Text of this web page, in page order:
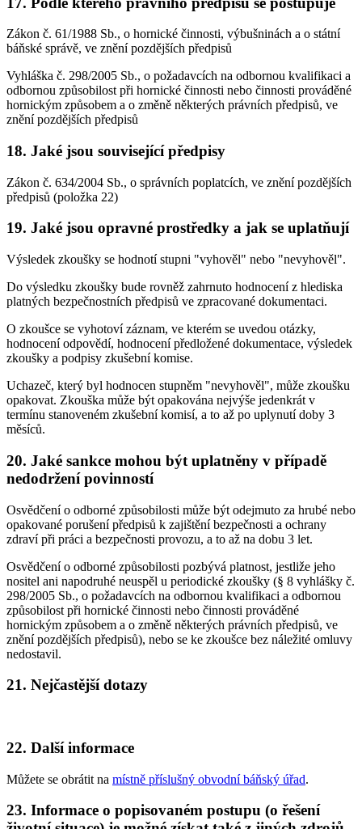
Zákon č. 61/1988 Sb., o hornické činnosti, výbušninách a o státní
báňské správě, ve znění pozdějších předpisů
Vyhláška č. 298/2005 Sb., o požadavcích na odbornou kvalifikaci a
odbornou způsobilost při hornické činnosti nebo činnosti prováděné
hornickým způsobem a o změně některých právních předpisů, ve
znění pozdějších předpisů
18. Jaké jsou související předpisy
Zákon č. 634/2004 Sb., o správních poplatcích, ve znění pozdějších
předpisů (položka 22)
19. Jaké jsou opravné prostředky a jak se uplatňují
Výsledek zkoušky se hodnotí stupni "vyhověl" nebo "nevyhověl".
Do výsledku zkoušky bude rovněž zahrnuto hodnocení z hlediska
platných bezpečnostních předpisů ve zpracované dokumentaci.
O zkoušce se vyhotoví záznam, ve kterém se uvedou otázky,
hodnocení odpovědí, hodnocení předložené dokumentace, výsledek
zkoušky a podpisy zkušební komise.
Uchazeč, který byl hodnocen stupněm "nevyhověl", může zkoušku
opakovat. Zkouška může být opakována nejvýše jedenkrát v
termínu stanoveném zkušební komisí, a to až po uplynutí doby 3
měsíců.
20. Jaké sankce mohou být uplatněny v případě
nedodržení povinností
Osvědčení o odborné způsobilosti může být odejmuto za hrubé nebo
opakované porušení předpisů k zajištění bezpečnosti a ochrany
zdraví při práci a bezpečnosti provozu, a to až na dobu 3 let.
Osvědčení o odborné způsobilosti pozbývá platnost, jestliže jeho
nositel ani napodruhé neuspěl u periodické zkoušky (§ 8 vyhlášky č.
298/2005 Sb., o požadavcích na odbornou kvalifikaci a odbornou
způsobilost při hornické činnosti nebo činnosti prováděné
hornickým způsobem a o změně některých právních předpisů, ve
znění pozdějších předpisů), nebo se ke zkoušce bez náležité omluvy
nedostavil.
21. Nejčastější dotazy
22. Další informace
Můžete se obrátit na místně příslušný obvodní báňský úřad.
23. Informace o popisovaném postupu (o řešení